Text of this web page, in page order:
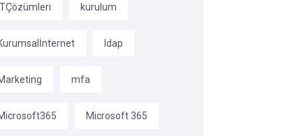
ITÇözümleri kurulum
ldap
mfa
Microsoft 365